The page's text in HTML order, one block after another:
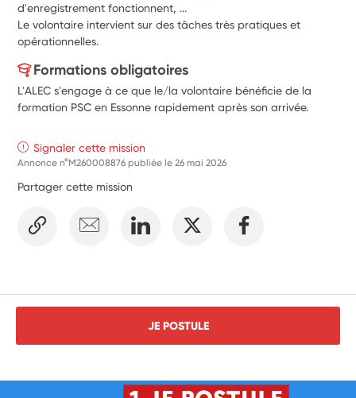
d'enregistrement fonctionnent, ...
Le volontaire intervient sur des tâches très pratiques et
opérationnelles.
Formations obligatoires
L'ALEC s'engage à ce que le/la volontaire bénéficie de la
formation PSC en Essonne rapidement après son arrivée.
Signaler cette mission
Annonce n°M260008876 publiée le26 mai 2026
Partager cette mission
JE POSTULE